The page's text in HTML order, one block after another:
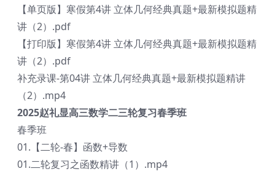
【单页版】寒假第4讲 立体几何经典真题+最新模拟题精
讲（2）.pdf
【打印版】寒假第4讲 立体几何经典真题+最新模拟题精
讲（2）.pdf
补充录课-第04讲 立体几何经典真题+最新模拟题精讲
（2）.mp4
2025赵礼显高三数学二三轮复习春季班
春季班
01.【二轮-春】函数+导数
01.二轮复习之函数精讲（1）.mp4